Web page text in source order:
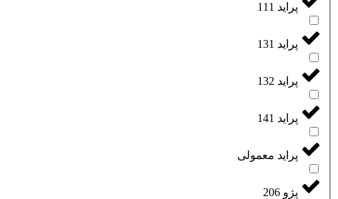
پراید 111
پراید 131
پراید 132
پراید 141
پراید معمولی
پژو 206